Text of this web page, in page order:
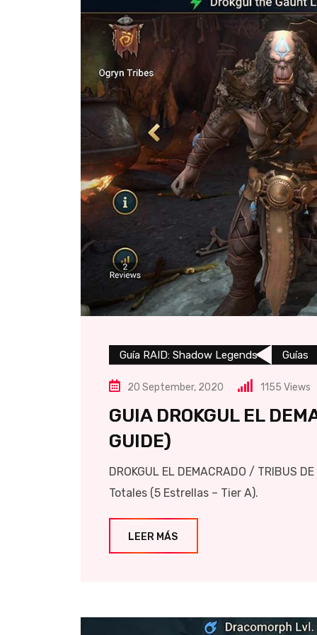
Guía RAID: Shadow Legends Guías
20 September, 2020 1155 Views
GUIA DROKGUL EL
GUIDE)
DROKGUL EL DEMACRADO / TRIBUS
Totales (5 Estrellas – Tier A).
LEER MÁS